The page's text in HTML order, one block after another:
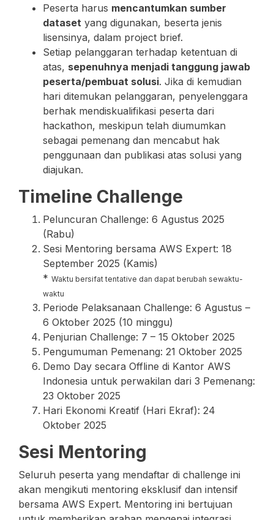
Peserta harus mencantumkan sumber
dataset yang digunakan, beserta jenis
lisensinya, dalam project brief.
Setiap pelanggaran terhadap ketentuan di
atas, sepenuhnya menjadi tanggung jawab
peserta/pembuat solusi. Jika di kemudian
hari ditemukan pelanggaran, penyelenggara
berhak mendiskualifikasi peserta dari
hackathon, meskipun telah diumumkan
sebagai pemenang dan mencabut hak
penggunaan dan publikasi atas solusi yang
diajukan.
Timeline Challenge
Peluncuran Challenge: 6 Agustus 2025
(Rabu)
Sesi Mentoring bersama AWS Expert: 18
September 2025 (Kamis)
* Waktu bersifat tentative dan dapat berubah sewaktu-
waktu
Periode Pelaksanaan Challenge: 6 Agustus –
6 Oktober 2025 (10 minggu)
Penjurian Challenge: 7 – 15 Oktober 2025
Pengumuman Pemenang: 21 Oktober 2025
Demo Day secara Offline di Kantor AWS
Indonesia untuk perwakilan dari 3 Pemenang:
23 Oktober 2025
Hari Ekonomi Kreatif (Hari Ekraf): 24
Oktober 2025
Sesi Mentoring
Seluruh peserta yang mendaftar di challenge ini
akan mengikuti mentoring eksklusif dan intensif
bersama AWS Expert. Mentoring ini bertujuan